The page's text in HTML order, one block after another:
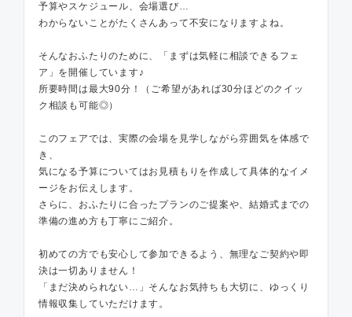
予算やスケジュール、会場選び…
わからないことがたくさんあって不安になりますよね。
そんなおふたりのために、「まずは気軽に相談できるフェ
ア」を開催しています♪
所要時間は最大90分！（ご希望があれば30分ほどのクイッ
ク相談も可能◎）
このフェアでは、実際の会場を見学しながら雰囲気を体感で
き、
気になる予算についてはお見積もりを作成して具体的なイメ
ージをお伝えします。
さらに、おふたりに合ったプランのご提案や、結婚式までの
準備の進め方も丁寧にご紹介。
初めての方でも安心して参加できるよう、無理なご契約や即
決は一切ありません！
「まだ決められない…」そんなお気持ちも大切に、ゆっくり
情報収集していただけます。